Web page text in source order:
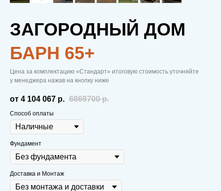
ЗАГОРОДНЫЙ ДОМ
БАРН 65+
Цена за комплектацию «Стандарт» итоговую стоимость уточняйте
у менеджера нажав на кнопку ниже
от 4 104 067 р. 6869700 р.
Способ оплаты
Фундамент
Доставка и Монтаж
МОДУЛЬНЫЕ
ДОМА —
ВСЕМУ
ГОЛОВА